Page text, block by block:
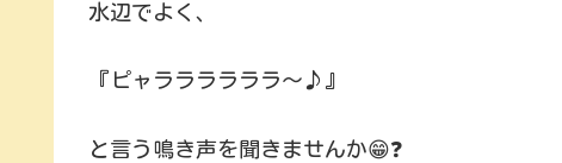
水辺でよく、
『ピャララララララ～♪』
と言う鳴き声を聞きませんか😁❓